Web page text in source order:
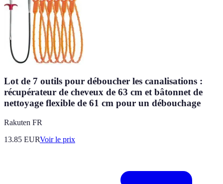
Lot de 7 outils pour déboucher les canalisations :
récupérateur de cheveux de 63 cm et bâtonnet de
nettoyage flexible de 61 cm pour un débouchage
Rakuten FR
13.85 EURVoir le prix